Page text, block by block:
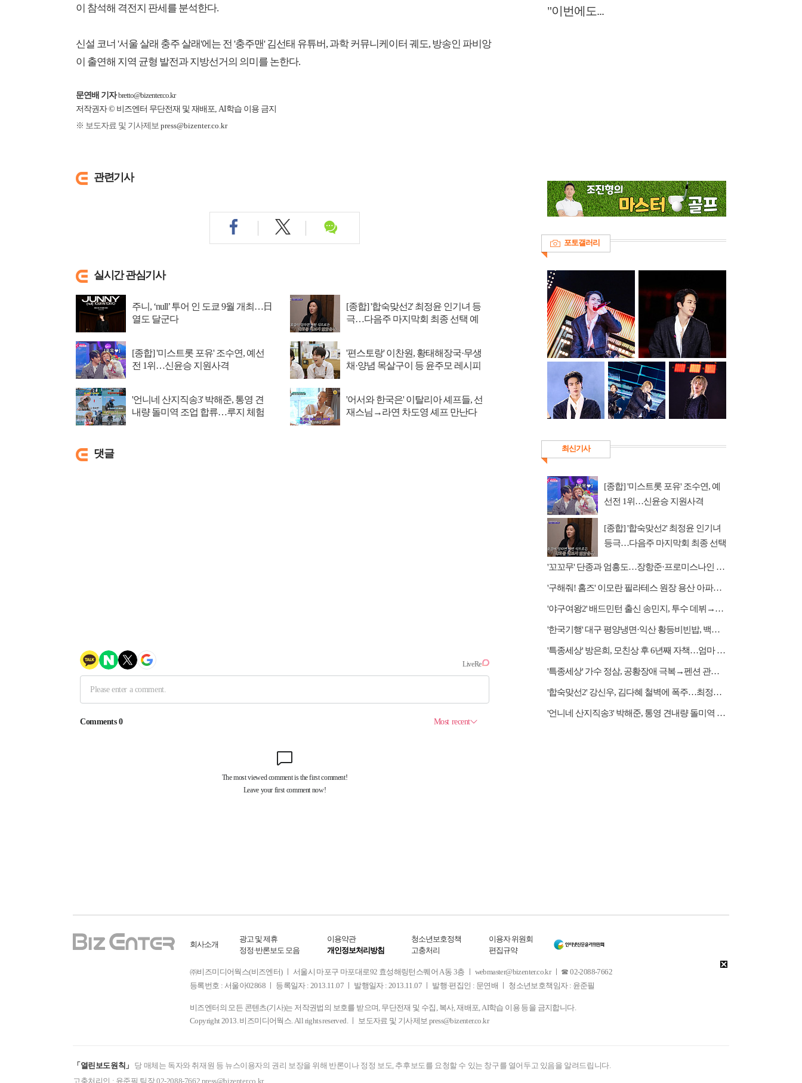
이 참석해 격전지 판세를 분석한다.
신설 코너 '서울 살래 충주 살래'에는 전 '충주맨' 김선태 유튜버, 과학 커뮤니케이터 궤도, 방송인 파비앙
이 출연해 지역 균형 발전과 지방선거의 의미를 논한다.
문연배 기자 bretto@bizenter.co.kr
저작권자 © 비즈엔터 무단전재 및 재배포, AI학습 이용 금지
※ 보도자료 및 기사제보 press@bizenter.co.kr
관련기사
실시간 관심기사
주니, ‘null’ 투어 인 도쿄 9월 개최…日
열도 달군다
[종합] '합숙맞선2' 최정윤 인기녀 등
극…다음주 마지막회 최종 선택 예
[종합] '미스트롯 포유' 조수연, 예선
전 1위…신윤승 지원사격
'편스토랑' 이찬원, 황태해장국·무생
채·양념 목살구이 등 윤주모 레시피
'언니네 산지직송3' 박해준, 통영 견
내량 돌미역 조업 합류…루지 체험
'어서와 한국은' 이탈리아 셰프들, 선
재스님→라연 차도영 셰프 만난다
댓글
"이번에도...
포토갤러리
최신기사
[종합] '미스트롯 포유' 조수연, 예
선전 1위…신윤승 지원사격
[종합] '합숙맞선2' 최정윤 인기녀
등극…다음주 마지막회 최종 선택
'꼬꼬무' 단종과 엄흥도…장항준·프로미스나인 이채영·적재 게스트 출연
'구해줘! 홈즈' 이모란 필라테스 원장 용산 아파트 방문…냄비뚜껑 운동법 소개
'야구여왕2' 배드민턴 출신 송민지, 투수 데뷔→장수영 반등 예고
'한국기행' 대구 평양냉면·익산 황등비빈밥, 백년 식당의 대물림 맛
'특종세상' 방은희, 모친상 후 6년째 자책…엄마 향한 그리움 근황
'특종세상' 가수 정삼, 공황장애 극복→펜션 관리자 근황
'합숙맞선2' 강신우, 김다혜 철벽에 폭주…최정윤 두고 이인권·권예찬·문성모 경쟁
'언니네 산지직송3' 박해준, 통영 견내량 돌미역 조업 합류…루지 체험
회사소개
광고 및 제휴
정정·반론보도 모음
이용약관
개인정보처리방침
청소년보호정책
고충처리
이용자 위원회
편집규약
㈜비즈미디어웍스(비즈엔터) ㅣ 서울시 마포구 마포대로92 효성해링턴스퀘어 A동 3층 ㅣ webmaster@bizenter.co.kr ㅣ ☎ 02-2088-7662
등록번호 : 서울아02868 ㅣ 등록일자 : 2013.11.07 ㅣ 발행일자 : 2013.11.07 ㅣ 발행·편집인 : 문연배 ㅣ 청소년보호책임자 : 윤준필
비즈엔터의 모든 콘텐츠(기사)는 저작권법의 보호를 받으며, 무단전재 및 수집, 복사, 재배포, AI학습 이용 등을 금지합니다.
Copyright 2013. 비즈미디어웍스. All rights reserved. ㅣ 보도자료 및 기사제보 press@bizenter.co.kr
「열린보도원칙」
당 매체는 독자와 취재원 등 뉴스이용자의 권리 보장을 위해 반론이나 정정 보도, 추후보도를 요청할 수 있는 창구를 열어두고 있음을 알려드립니다.
고충처리인 : 윤준필 팀장 02-2088-7662 press@bizenter.co.kr